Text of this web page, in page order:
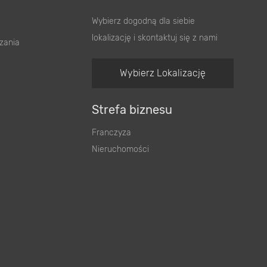
Wybierz dogodną dla siebie
lokalizację i skontaktuj się z nami
Wybierz Lokalizację
Strefa biznesu
Franczyza
Nieruchomości